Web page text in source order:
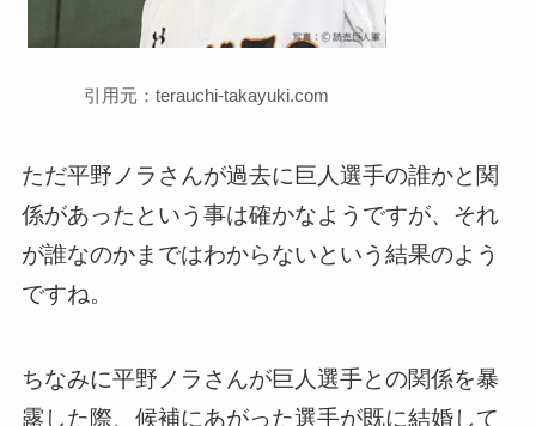
引用元：terauchi-takayuki.com
ただ平野ノラさんが過去に巨人選手の誰かと関
係があったという事は確かなようですが、それ
が誰なのかまではわからないという結果のよう
ですね。
ちなみに平野ノラさんが巨人選手との関係を暴
露した際、候補にあがった選手が既に結婚して